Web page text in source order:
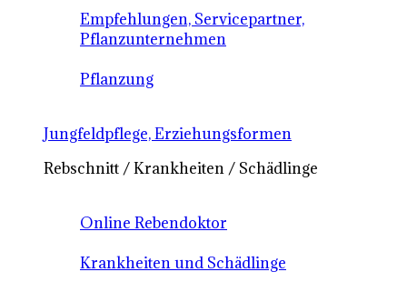
Empfehlungen, Servicepartner,
Pflanzunternehmen
Pflanzung
Jungfeldpflege, Erziehungsformen
Rebschnitt / Krankheiten / Schädlinge
Online Rebendoktor
Krankheiten und Schädlinge